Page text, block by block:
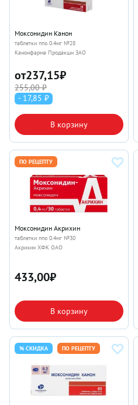
Моксонидин Канон
таблетки ппо 0.4мг №28
Канонфарма Продакшн ЗАО
от237,15₽
255,00 ₽
- 17,85 ₽
В корзину
ПО РЕЦЕПТУ
Моксонидин Акрихин
таблетки ппо 0.4мг №30
Акрихин ХФК ОАО
433,00₽
В корзину
% СКИДКА ПО РЕЦЕПТУ